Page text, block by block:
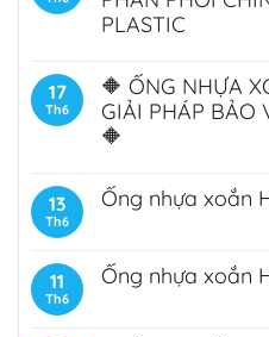
PLASTIC
17
Th6
🔶 ỐNG NHỰA
GIẢI PHÁP BẢO
🔶
13
Th6
Ống nhựa xoắn
11
Th6
Ống nhựa xoắn